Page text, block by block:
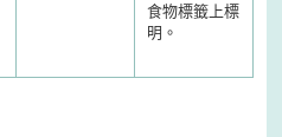
食物標籤上標
明。